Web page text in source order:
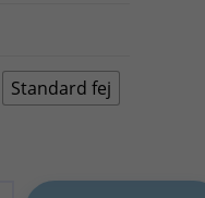
Standard fej